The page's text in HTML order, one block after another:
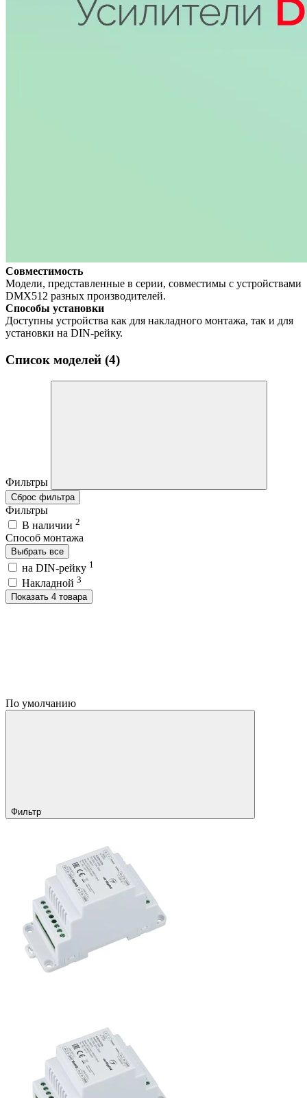
Совместимость
Модели, представленные в серии, совместимы с устройствами
DMX512 разных производителей.
Способы установки
Доступны устройства как для накладного монтажа, так и для
установки на DIN-рейку.
Список моделей (4)
Фильтры
Сброс фильтра
Фильтры
В наличии 2
Способ монтажа
Выбрать все
на DIN-рейку 1
Накладной 3
Показать 4 товара
По умолчанию
Фильтр